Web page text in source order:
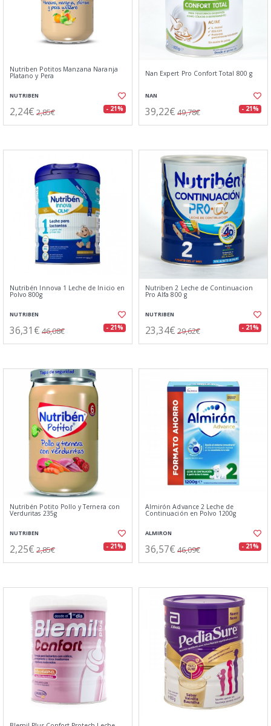
Nutriben Potitos Manzana Naranja
Platano y Pera
NUTRIBEN
2,24€ 2,85€ - 21%
Nan Expert Pro Confort Total 800 g
NAN
39,22€ 49,78€ - 21%
Nutribén Innova 1 Leche de Inicio en
Polvo 800g
NUTRIBEN
36,31€ 46,08€ - 21%
Nutriben 2 Leche de Continuacion
Pro Alfa 800 g
NUTRIBEN
23,34€ 29,62€ - 21%
Nutribén Potito Pollo y Ternera con
Verduritas 235g
NUTRIBEN
2,25€ 2,85€ - 21%
Almirón Advance 2 Leche de
Continuación en Polvo 1200g
ALMIRON
36,57€ 46,09€ - 21%